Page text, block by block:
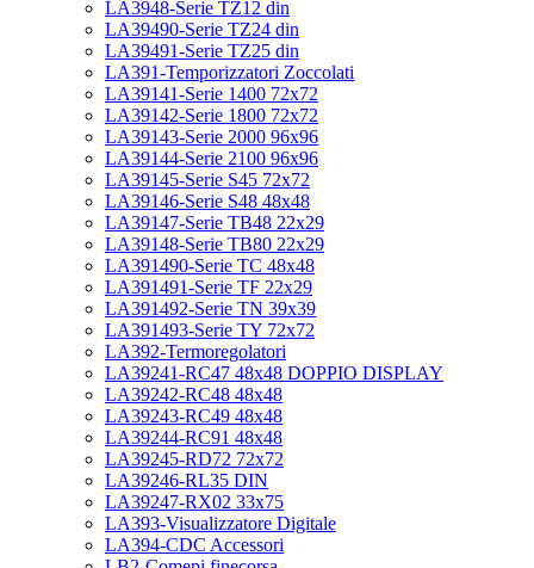
LA3948-Serie TZ12 din
LA39490-Serie TZ24 din
LA39491-Serie TZ25 din
LA391-Temporizzatori Zoccolati
LA39141-Serie 1400 72x72
LA39142-Serie 1800 72x72
LA39143-Serie 2000 96x96
LA39144-Serie 2100 96x96
LA39145-Serie S45 72x72
LA39146-Serie S48 48x48
LA39147-Serie TB48 22x29
LA39148-Serie TB80 22x29
LA391490-Serie TC 48x48
LA391491-Serie TF 22x29
LA391492-Serie TN 39x39
LA391493-Serie TY 72x72
LA392-Termoregolatori
LA39241-RC47 48x48 DOPPIO DISPLAY
LA39242-RC48 48x48
LA39243-RC49 48x48
LA39244-RC91 48x48
LA39245-RD72 72x72
LA39246-RL35 DIN
LA39247-RX02 33x75
LA393-Visualizzatore Digitale
LA394-CDC Accessori